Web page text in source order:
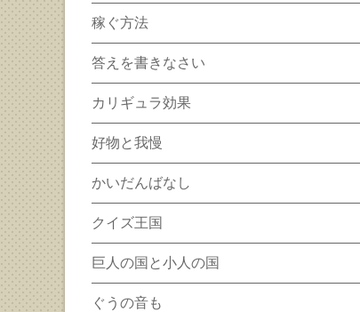
稼ぐ方法
答えを書きなさい
カリギュラ効果
好物と我慢
かいだんばなし
クイズ王国
巨人の国と小人の国
ぐうの音も